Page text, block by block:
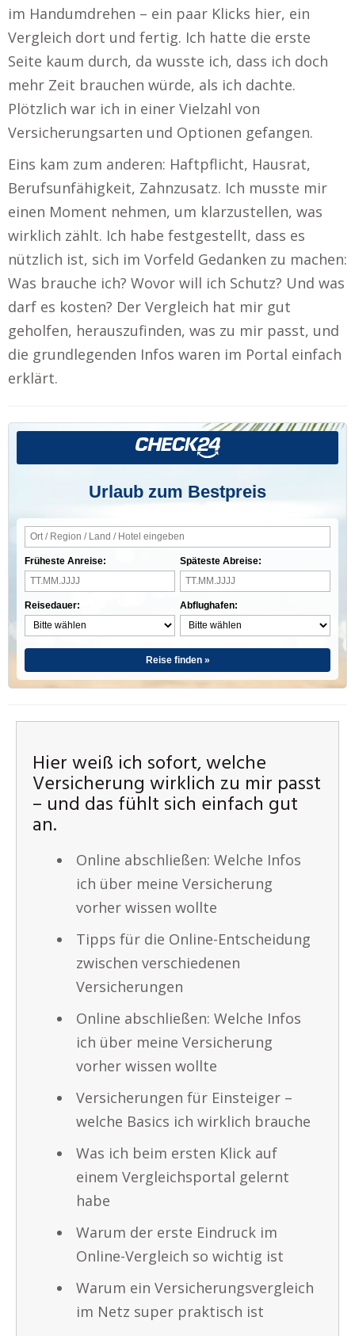
im Handumdrehen – ein paar Klicks hier, ein
Vergleich dort und fertig. Ich hatte die erste
Seite kaum durch, da wusste ich, dass ich doch
mehr Zeit brauchen würde, als ich dachte.
Plötzlich war ich in einer Vielzahl von
Versicherungsarten und Optionen gefangen.
Eins kam zum anderen: Haftpflicht, Hausrat,
Berufsunfähigkeit, Zahnzusatz. Ich musste mir
einen Moment nehmen, um klarzustellen, was
wirklich zählt. Ich habe festgestellt, dass es
nützlich ist, sich im Vorfeld Gedanken zu machen:
Was brauche ich? Wovor will ich Schutz? Und was
darf es kosten? Der Vergleich hat mir gut
geholfen, herauszufinden, was zu mir passt, und
die grundlegenden Infos waren im Portal einfach
erklärt.
Urlaub zum Bestpreis
Früheste Anreise:
Reisedauer:
Späteste Abreise:
Abflughafen:
Reise finden »
Hier weiß ich sofort, welche
Versicherung wirklich zu mir passt
– und das fühlt sich einfach gut
an.
Online abschließen: Welche Infos
ich über meine Versicherung
vorher wissen wollte
Tipps für die Online-Entscheidung
zwischen verschiedenen
Versicherungen
Online abschließen: Welche Infos
ich über meine Versicherung
vorher wissen wollte
Versicherungen für Einsteiger –
welche Basics ich wirklich brauche
Was ich beim ersten Klick auf
einem Vergleichsportal gelernt
habe
Warum der erste Eindruck im
Online-Vergleich so wichtig ist
Warum ein Versicherungsvergleich
im Netz super praktisch ist